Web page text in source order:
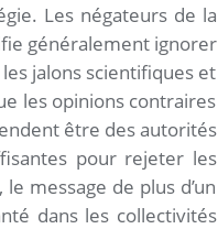
Les négateurs de la
généralement ignorer
jalons scientifiques et
les opinions contraires
être des autorités
pour rejeter les
message de plus d’un
dans les collectivités